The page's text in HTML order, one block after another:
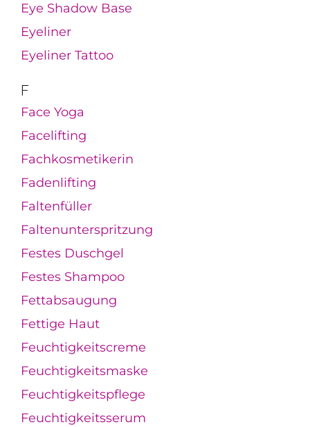
Eye Shadow Base
Eyeliner
Eyeliner Tattoo
F
Face Yoga
Facelifting
Fachkosmetikerin
Fadenlifting
Faltenfüller
Faltenunterspritzung
Festes Duschgel
Festes Shampoo
Fettabsaugung
Fettige Haut
Feuchtigkeitscreme
Feuchtigkeitsmaske
Feuchtigkeitspflege
Feuchtigkeitsserum